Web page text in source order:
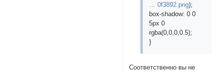
… 0f3892.png);
box-shadow: 0 0
5px 0
rgba(0,0,0,0.5);
}
Соответственно вы не